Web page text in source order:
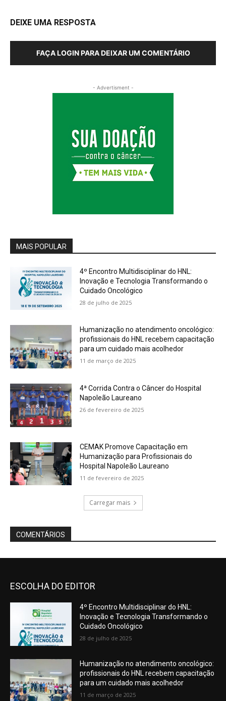
ESCOLHA DO EDITOR
4º Encontro Multidisciplinar do HNL:
Inovação e Tecnologia Transformando o
Cuidado Oncológico
28 de julho de 2025
Humanização no atendimento oncológico:
profissionais do HNL recebem capacitação
para um cuidado mais acolhedor
11 de março de 2025